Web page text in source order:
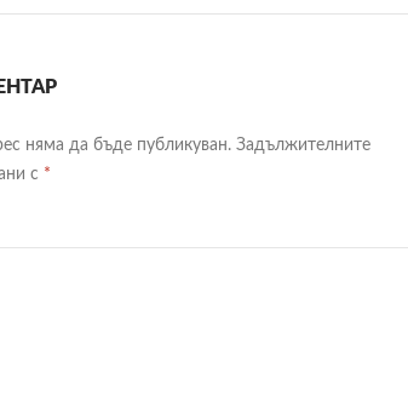
няма да бъде публикуван. Задължителните
с *